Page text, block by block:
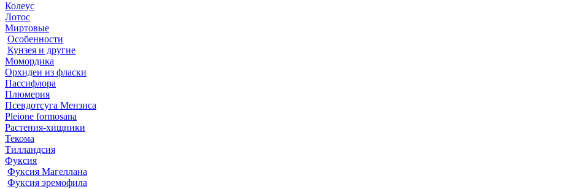
Колеус
Лотос
Миртовые
Особенности
Кунзея и другие
Момордика
Орхидеи из фласки
Пассифлора
Плюмерия
Псевдотсуга Мензиса
Pleione formosana
Растения-хищники
Текома
Тилландсия
Фуксия
Фуксия Магеллана
Фуксия эремофила